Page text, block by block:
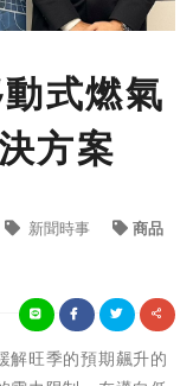
式燃氣
方案
新聞時事 商品
解旺季的預期飆升的